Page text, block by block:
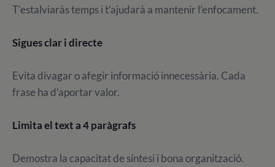
T’estalviaràs temps i t’ajudarà a mantenir l’enfocament.
Sigues clar i directe
Evita divagar o afegir informació innecessària. Cada
frase ha d’aportar valor.
Limita el text a 4 paràgrafs
Demostra la capacitat de síntesi i bona organització.